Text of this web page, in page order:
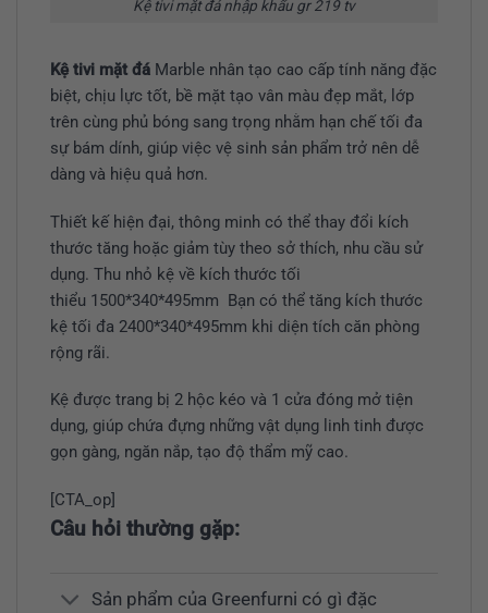
Kệ tivi mặt đá nhập khẩu gr 219 tv
Kệ tivi mặt đá Marble nhân tạo cao cấp tính năng đặc
biệt, chịu lực tốt, bề mặt tạo vân màu đẹp mắt, lớp
trên cùng phủ bóng sang trọng nhằm hạn chế tối đa
sự bám dính, giúp việc vệ sinh sản phẩm trở nên dễ
dàng và hiệu quả hơn.
Thiết kế hiện đại, thông minh có thể thay đổi kích
thước tăng hoặc giảm tùy theo sở thích, nhu cầu sử
dụng. Thu nhỏ kệ về kích thước tối
thiểu 1500*340*495mm Bạn có thể tăng kích thước
kệ tối đa 2400*340*495mm khi diện tích căn phòng
rộng rãi.
Kệ được trang bị 2 hộc kéo và 1 cửa đóng mở tiện
dụng, giúp chứa đựng những vật dụng linh tinh được
gọn gàng, ngăn nắp, tạo độ thẩm mỹ cao.
[CTA_op]
Câu hỏi thường gặp:
Sản phẩm của Greenfurni có gì đặc